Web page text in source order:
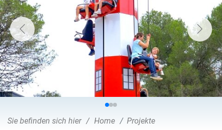
Sie befinden sich hier Home Projekte